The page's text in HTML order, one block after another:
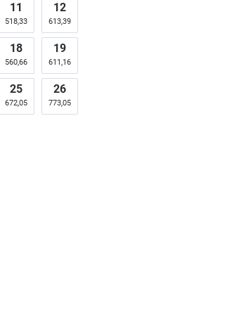
11
518,33
12
613,39
18
560,66
19
611,16
25
672,05
26
773,05